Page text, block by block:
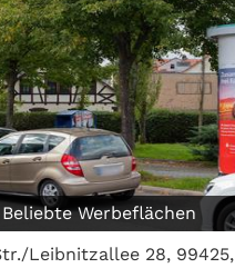
Beliebte Werbeflächen
Leibnitzallee 28, 99425,